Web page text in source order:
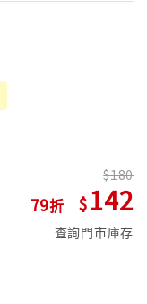
79
180
142
查詢門市庫存